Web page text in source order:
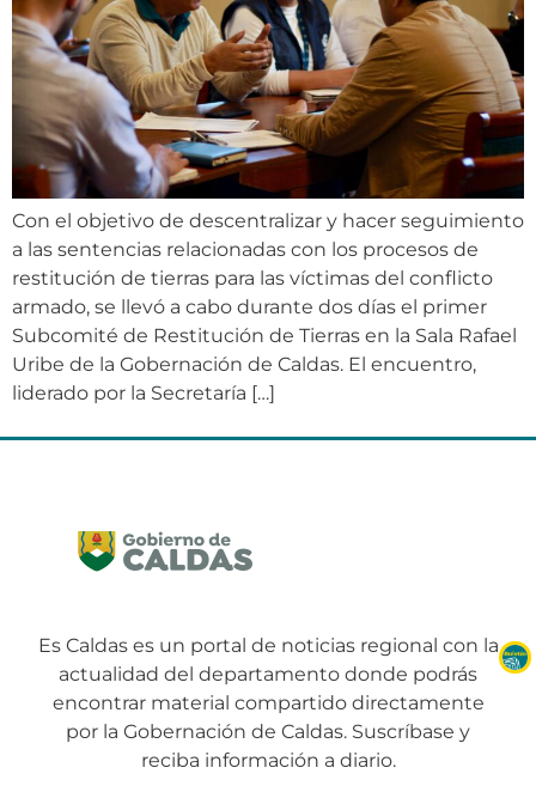
Con el objetivo de descentralizar y hacer seguimiento
a las sentencias relacionadas con los procesos de
restitución de tierras para las víctimas del conflicto
armado, se llevó a cabo durante dos días el primer
Subcomité de Restitución de Tierras en la Sala Rafael
Uribe de la Gobernación de Caldas. El encuentro,
liderado por la Secretaría […]
Es Caldas es un portal de noticias regional con la
actualidad del departamento donde podrás
encontrar material compartido directamente
por la Gobernación de Caldas. Suscríbase y
reciba información a diario.